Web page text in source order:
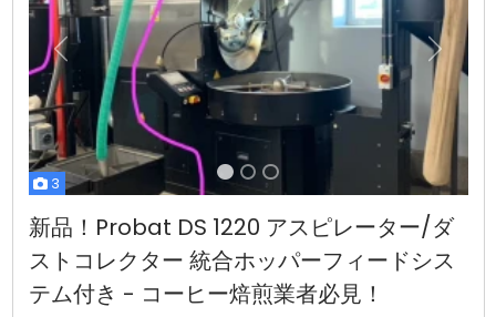
3
前の 次
新品！Probat DS 1220 アスピレーター/ダ
ストコレクター 統合ホッパーフィードシス
テム付き - コーヒー焙煎業者必見！